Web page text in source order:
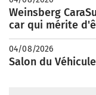
Weinsberg
car qui mérite
04/08/2026
Salon du